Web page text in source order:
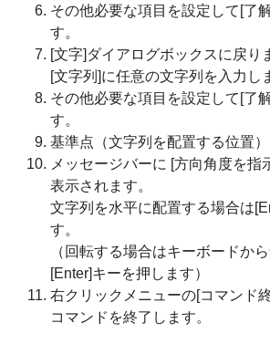
その他必要な項目を設定して[了
す。
[文字]ダイアログボックスに戻り
[文字列]に任意の文字列を入力し
その他必要な項目を設定して[了
す。
基準点（文字列を配置する位置）
メッセージバーに [方向角度を指
表示されます。
文字列を水平に配置する場合は
す。
（回転する場合はキーボードか
[Enter]キーを押します）
右クリックメニューの[コマンド
コマンドを終了します。